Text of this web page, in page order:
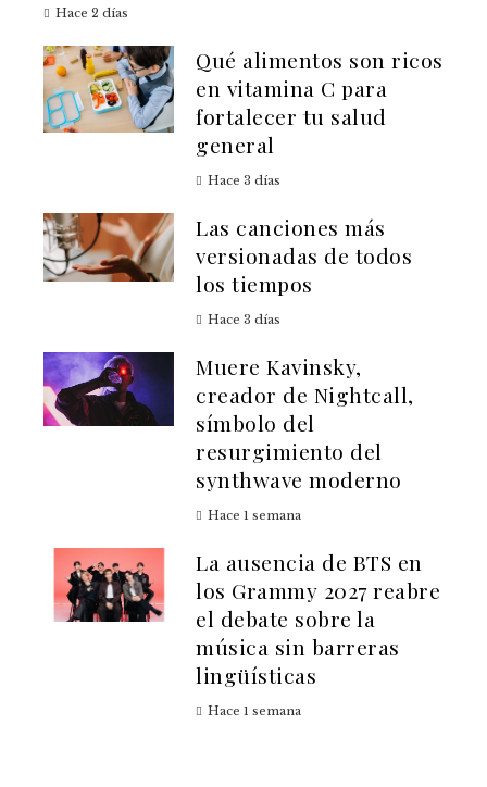
Hace 2 días
Qué alimentos son ricos
en vitamina C para
fortalecer tu salud
general
Hace 3 días
Las canciones más
versionadas de todos
los tiempos
Hace 3 días
Muere Kavinsky,
creador de Nightcall,
símbolo del
resurgimiento del
synthwave moderno
Hace 1 semana
La ausencia de BTS en
los Grammy 2027 reabre
el debate sobre la
música sin barreras
lingüísticas
Hace 1 semana